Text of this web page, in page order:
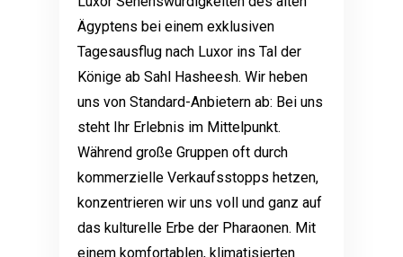
Ägyptens bei einem exklusiven
Tagesausflug nach Luxor ins Tal der
Könige ab Sahl Hasheesh. Wir heben
uns von Standard-Anbietern ab: Bei uns
steht Ihr Erlebnis im Mittelpunkt.
Während große Gruppen oft durch
kommerzielle Verkaufsstopps hetzen,
konzentrieren wir uns voll und ganz auf
das kulturelle Erbe der Pharaonen. Mit
einem komfortablen, klimatisierten